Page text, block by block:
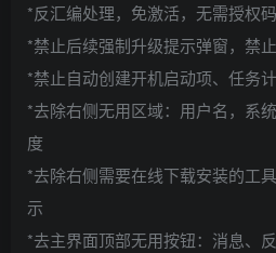
*反汇编处理，免激活，无需授权
*禁止后续强制升级提示弹窗，禁
*禁止自动创建开机启动项、任务
*去除右侧无用区域：用户名，系
度
*去除右侧需要在线下载安装的工
示
*去主界面顶部无用按钮：消息、